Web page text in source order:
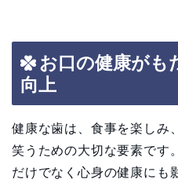
お口の健康がも
向上
健康な歯は、食事を楽しみ
笑うための大切な要素です
だけでなく心身の健康にも